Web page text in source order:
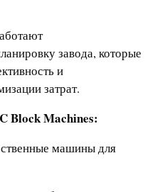
завода, которые
и
затрат.
Block Machines:
машины для